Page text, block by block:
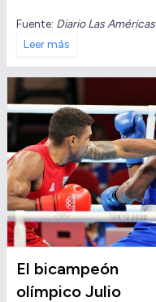
Fuente: Diario Las Américas
Leer más
El bicampeón
olímpico Julio